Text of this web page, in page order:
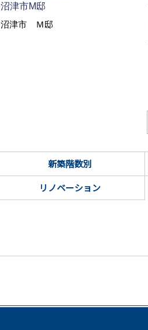
沼津市M邸
沼津市 Ｍ邸
新築階数別
リノベーション